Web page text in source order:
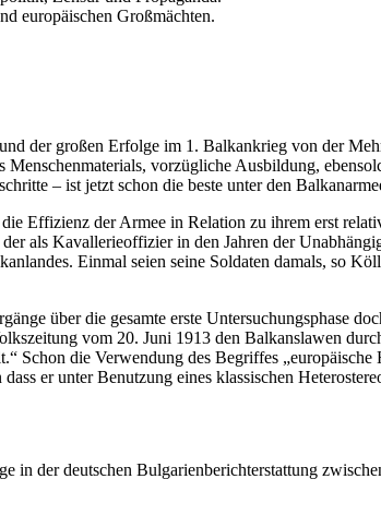
europäischen Großmächten.
der großen Erfolge im 1. Balkankrieg von der
vorzügliche Ausbildung,
– ist jetzt schon die beste unter den
Effizienz der Armee in Relation zu ihrem erst
als Kavallerieoffizier in den Jahren der
Einmal seien seine Soldaten damals, so
über die gesamte erste Untersuchungsphase
vom 20. Juni 1913 den Balkanslawen
Schon die Verwendung des Begriffes
er unter Benutzung eines klassischen
in der deutschen Bulgarienberichterstattung